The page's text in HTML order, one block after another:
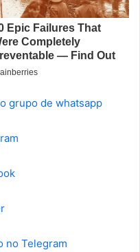
grupo de whatsapp
no Telegram